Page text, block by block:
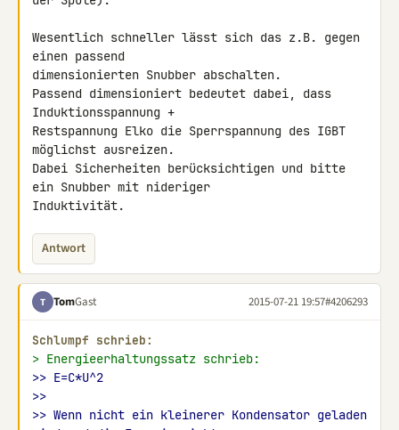
Wesentlich schneller lässt sich das z.B. gegen
einen passend
dimensionierten Snubber abschalten.
Passend dimensioniert bedeutet dabei, dass
Induktionsspannung +
Restspannung Elko die Sperrspannung des IGBT
möglichst ausreizen.
Dabei Sicherheiten berücksichtigen und bitte
ein Snubber mit nideriger
Induktivität.
Antwort
T TomGast 2015-07-21 19:57#4206293
Schlumpf schrieb:
> Energieerhaltungssatz schrieb:
>> E=C*U^2
>>
>> Wenn nicht ein kleinerer Kondensator geladen